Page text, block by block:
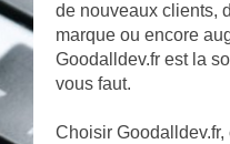
de nouveaux clients,
marque ou encore
Goodalldev.fr est la
vous faut.
Choisir